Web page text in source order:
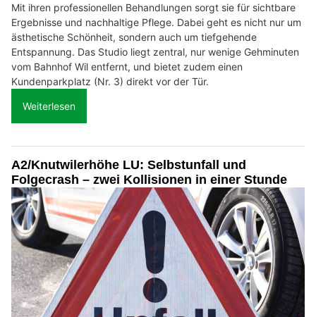
Mit ihren professionellen Behandlungen sorgt sie für sichtbare
Ergebnisse und nachhaltige Pflege. Dabei geht es nicht nur um
ästhetische Schönheit, sondern auch um tiefgehende
Entspannung. Das Studio liegt zentral, nur wenige Gehminuten
vom Bahnhof Wil entfernt, und bietet zudem einen
Kundenparkplatz (Nr. 3) direkt vor der Tür.
Weiterlesen
A2/Knutwilerhöhe LU: Selbstunfall und
Folgecrash – zwei Kollisionen in einer Stunde